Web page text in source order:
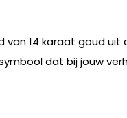
14 karaat goud
dat bij jouw